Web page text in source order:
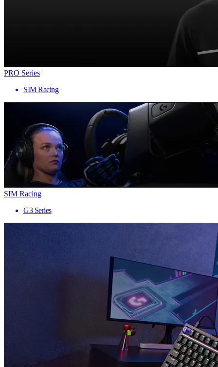
PRO Series
SIM Racing
SIM Racing
G3 Series